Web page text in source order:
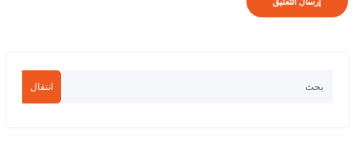
انتقال